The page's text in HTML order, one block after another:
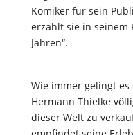
Komiker für sein
erzählt sie in seinem
Jahren“.
Wie immer gelingt es
Hermann Thielke
dieser Welt zu